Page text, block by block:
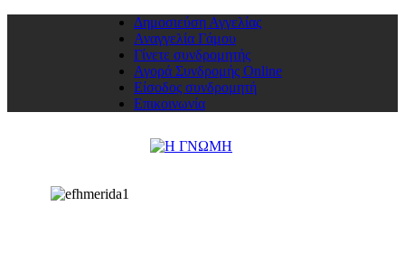
Δημοσιεύση Αγγελίας
Αναγγελία Γάμου
Γίνετε συνδρομητής
Αγορά Συνδρομής Online
Είσοδος συνδρομητή
Επικοινωνία